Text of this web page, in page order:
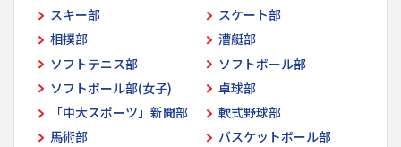
スキー部
スケート部
相撲部
漕艇部
ソフトテニス部
ソフトボール部
ソフトボール部(女子)
卓球部
「中大スポーツ」新聞部
軟式野球部
馬術部
バスケットボール部